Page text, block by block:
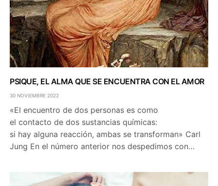
PSIQUE, EL ALMA QUE SE ENCUENTRA CON EL AMOR
30 NOVIEMBRE 2022
«El encuentro de dos personas es como
el contacto de dos sustancias químicas:
si hay alguna reacción, ambas se transforman» Carl
Jung En el número anterior nos despedimos con…